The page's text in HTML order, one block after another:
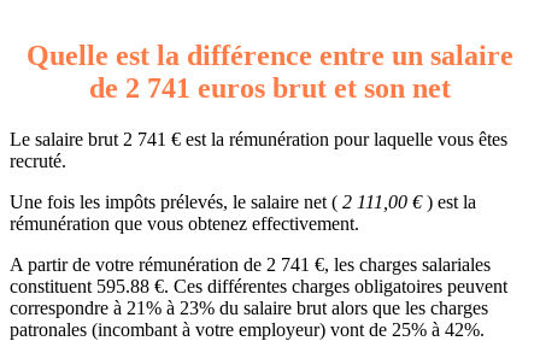
Quelle est la différence entre un salaire
de 2 741 euros brut et son net
Le salaire brut 2 741 € est la rémunération pour laquelle vous êtes
recruté.
Une fois les impôts prélevés, le salaire net ( 2 111,00 €) est la
rémunération que vous obtenez effectivement.
A partir de votre rémunération de 2 741 €, les charges salariales
constituent 595.88 €. Ces différentes charges obligatoires peuvent
correspondre à 21% à 23% du salaire brut alors que les charges
patronales (incombant à votre employeur) vont de 25% à 42%.